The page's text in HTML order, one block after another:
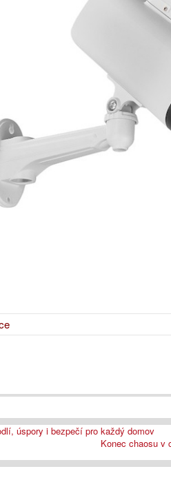
úspory i bezpečí pro každý domov
Konec chaosu v